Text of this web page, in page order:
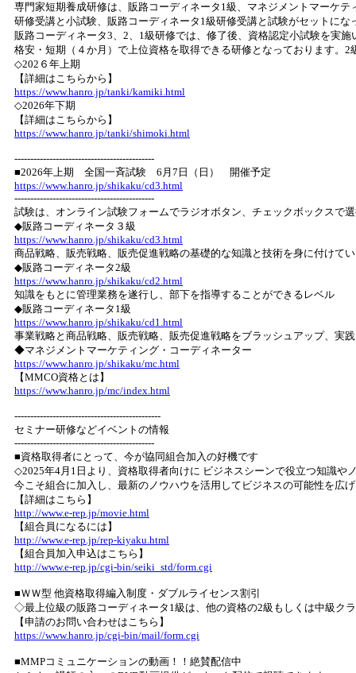
専門家短期養成研修は、販路コーディネータ1級、マネジメントマーケ
研修受講と小試験、販路コーディネータ1級研修受講と試験がセットにな
販路コーディネータ3、2、1級研修では、修了後、資格認定小試験を実
格安・短期（４か月）で上位資格を取得できる研修となっております。
◇202６年上期
【詳細はこちらから】
https://www.hanro.jp/tanki/kamiki.html
◇2026年下期
【詳細はこちらから】
https://www.hanro.jp/tanki/shimoki.html
--------------------------------------------
■2026年上期 全国一斉試験 6月7日（日） 開催予定
https://www.hanro.jp/shikaku/cd3.html
--------------------------------------------
試験は、オンライン試験フォームでラジオボタン、チェックボックスで
◆販路コーディネータ３級
https://www.hanro.jp/shikaku/cd3.html
商品戦略、販売戦略、販売促進戦略の基礎的な知識と技術を身に付けて
◆販路コーディネータ2級
https://www.hanro.jp/shikaku/cd2.html
知識をもとに管理業務を遂行し、部下を指導することができるレベル
◆販路コーディネータ1級
https://www.hanro.jp/shikaku/cd1.html
事業戦略と商品戦略、販売戦略、販売促進戦略をブラッシュアップ、実
◆マネジメントマーケティング・コーディネーター
https://www.hanro.jp/shikaku/mc.html
【MMCO資格とは】
https://www.hanro.jp/mc/index.html
----------------------------------------------
セミナー研修などイベントの情報
--------------------------------------------
■資格取得者にとって、今が協同組合加入の好機です
◇2025年4月1日より、資格取得者向けに ビジネスシーンで役立つ知識
今こそ組合に加入し、最新のノウハウを活用してビジネスの可能性を広
【詳細はこちら】
http://www.e-rep.jp/movie.html
【組合員になるには】
http://www.e-rep.jp/rep-kiyaku.html
【組合員加入申込はこちら】
http://www.e-rep.jp/cgi-bin/seiki_std/form.cgi
■ＷＷ型 他資格取得編入制度・ダブルライセンス割引
◇最上位級の販路コーディネータ1級は、他の資格の2級もしくは中級ク
【申請のお問い合わせはこちら】
https://www.hanro.jp/cgi-bin/mail/form.cgi
■MMPコミュニケーションの動画！！絶賛配信中